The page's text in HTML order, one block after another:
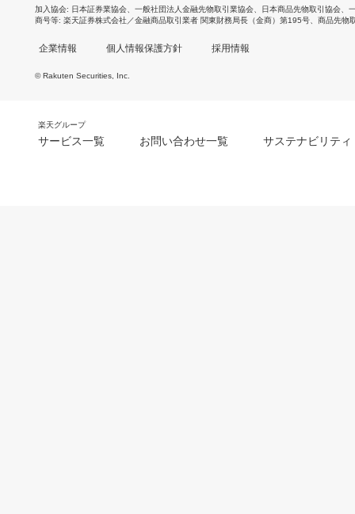
加入協会 日本証券業協会 一般社団法人金融先物取引業協会 日本商品先物取引協会
商号等 楽天証券株式会社／金融商品取引業者 関東財務局長（金商）第195号、商品先物
企業情報 個人情報保護方針 採用情報
© Rakuten Securities, Inc.
楽天グループ
サービス一覧 お問い合わせ一覧 サステナビリティ